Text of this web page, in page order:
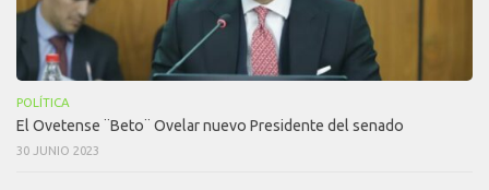
POLÍTICA
El Ovetense ¨Beto¨ Ovelar nuevo Presidente del senado
30 JUNIO 2023